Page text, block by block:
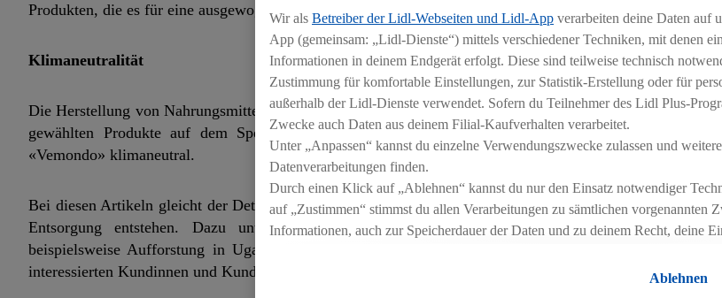
Produkten, die es für eine ausgewogene vegane und vegetarische Ernährung braucht.
Klimaneutralität
Die Herstellung von Nahrungsmitteln ist weltweit für knapp ein Drittel der Treibhausgasemissionen
gewählten Produkte auf dem Speiseplan einen grossen Einfluss auf das Klima. Neu sind alle
«Vemondo» klimaneutral.
Bei diesen Artikeln gleicht der Detailhändler ab sofort Emissionen aus, die durch den Anbau, die
Entsorgung entstehen. Dazu unterstützt Lidl zertifizierte Klimaschutzprojekte mit positiven
beispielsweise Aufforstung in Uganda, sauberes Trinkwasser in Eritrea und Solarenergie in Indien.
interessierten Kundinnen und Kunden die Möglichkeit, sich klimafreundlicher zu ernähren.
Wir als Betreiber der Lidl-Webseiten und Lidl-App verarbeiten deine Daten auf
App (gemeinsam: „Lidl-Dienste“) mittels verschiedener Techniken, mit denen
Informationen in deinem Endgerät erfolgt. Diese sind teilweise technisch
Zustimmung für komfortable Einstellungen, zur Statistik-Erstellung oder für
außerhalb der Lidl-Dienste verwendet. Sofern du Teilnehmer des Lidl Plus-
Zwecke auch Daten aus deinem Filial-Kaufverhalten verarbeitet.
Unter „Anpassen“ kannst du einzelne Verwendungszwecke zulassen und
Datenverarbeitungen finden.
Durch einen Klick auf „Ablehnen“ kannst du nur den Einsatz notwendiger
auf „Zustimmen“ stimmst du allen Verarbeitungen zu sämtlichen vorgenannten
Informationen, auch zur Speicherdauer der Daten und zu deinem Recht, deine
Ablehnen